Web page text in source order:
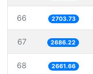
66 2703.73
67 2686.22
68 2661.66